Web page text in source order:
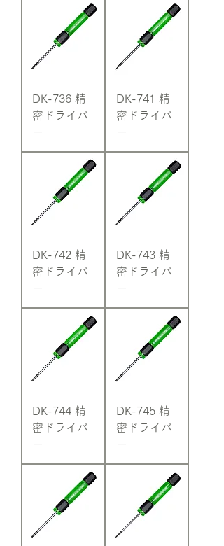
DK-736 精
密ドライバ
ー
DK-741 精
密ドライバ
ー
DK-742 精
密ドライバ
ー
DK-743 精
密ドライバ
ー
DK-744 精
密ドライバ
ー
DK-745 精
密ドライバ
ー